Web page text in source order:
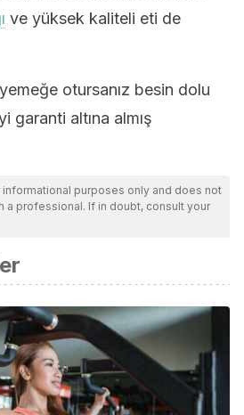
ve yüksek kaliteli eti de
otursanız besin dolu
garanti altına almış
purposes only and does not
a professional. If in doubt, consult your